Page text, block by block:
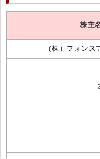
株主
（株）フォンス